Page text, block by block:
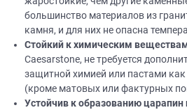
большинство материалов из
камня, и для них не опасна
Стойкий к химическим
Caesarstone, не требуется
защитной химией или пастами
(кроме матовых или фактурных
Устойчив к образованию царапин